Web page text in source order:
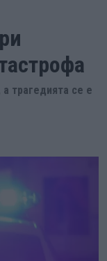
трагедията се е